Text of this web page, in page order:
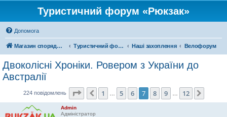
Туристичний форум «Рюкзак»
Допомога
Магазин спорядження Туристичний форум «Рюкзак» Наші захоплення Велофорум
Двоколісні Хроніки. Ровером з України до
Австралії
224 повідомлень Сторінка7 з12
Поперед.
1 5 6 7 8 9 12
Admin
Адміністратор